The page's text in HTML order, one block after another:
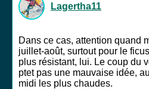
Lagertha11
Dans ce cas, attention quand
juillet-août, surtout pour le
plus résistant, lui. Le coup du
ptet pas une mauvaise idée,
midi les plus chaudes.